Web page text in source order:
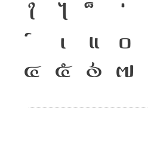
ใ ไ
เ แ ๐
๔ ๕ ๖ ๗